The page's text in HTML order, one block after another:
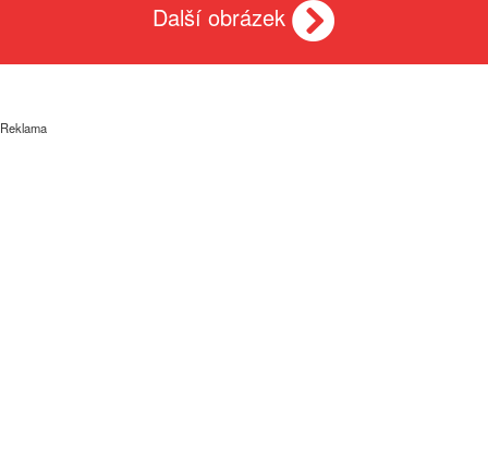
Další obrázek
Reklama